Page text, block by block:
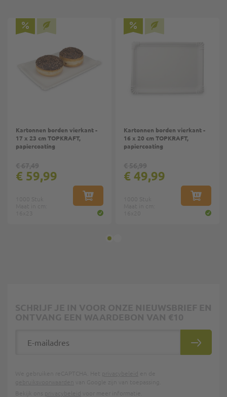
Kartonnen borden vierkant -
17 x 23 cm TOPKRAFT,
papiercoating
IN WINKELWAGEN
€ 59,99
Kartonnen borden vierkant -
16 x 20 cm TOPKRAFT,
papiercoating
IN
€ 49,99